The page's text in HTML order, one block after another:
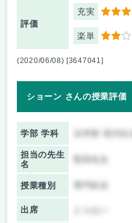
評価
充実 3
楽単 2
(2020/06/08) [3647041]
ショーン さんの授業評価
学部 学科
担当の先生
名
授業種別
出席